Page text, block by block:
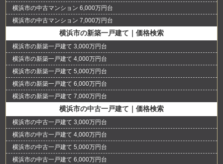
横浜市の中古マンション 6,000万円台
横浜市の中古マンション 7,000万円台
横浜市の新築一戸建て｜価格検索
横浜市の新築一戸建て 3,000万円台
横浜市の新築一戸建て 4,000万円台
横浜市の新築一戸建て 5,000万円台
横浜市の新築一戸建て 6,000万円台
横浜市の新築一戸建て 7,000万円台
横浜市の中古一戸建て｜価格検索
横浜市の中古一戸建て 3,000万円台
横浜市の中古一戸建て 4,000万円台
横浜市の中古一戸建て 5,000万円台
横浜市の中古一戸建て 6,000万円台